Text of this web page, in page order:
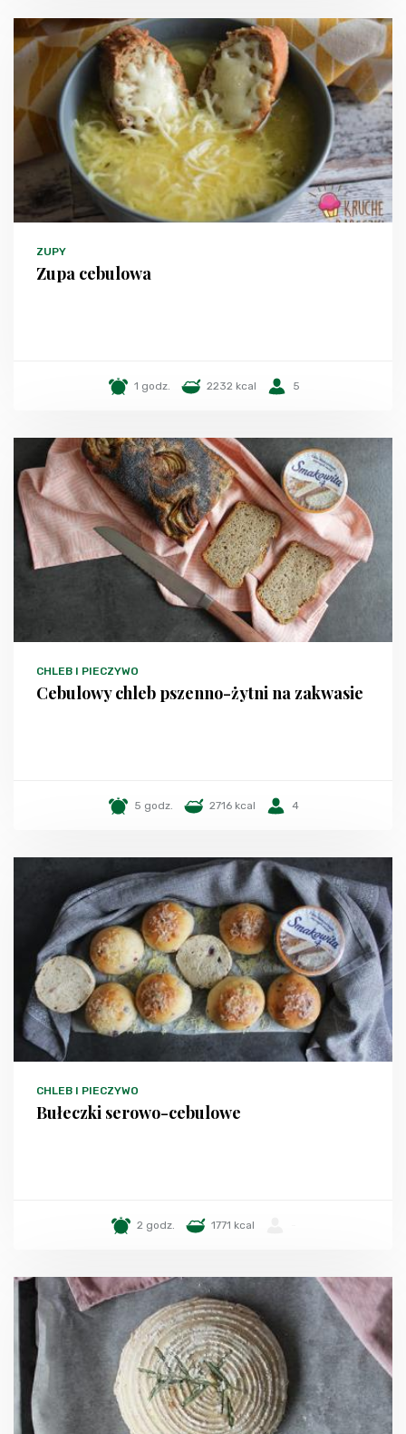
ZUPY
Zupa cebulowa
1 godz. 2232 kcal 5
CHLEB I PIECZYWO
Cebulowy chleb pszenno-żytni na zakwasie
5 godz. 2716 kcal 4
CHLEB I PIECZYWO
Bułeczki serowo-cebulowe
2 godz. 1771 kcal